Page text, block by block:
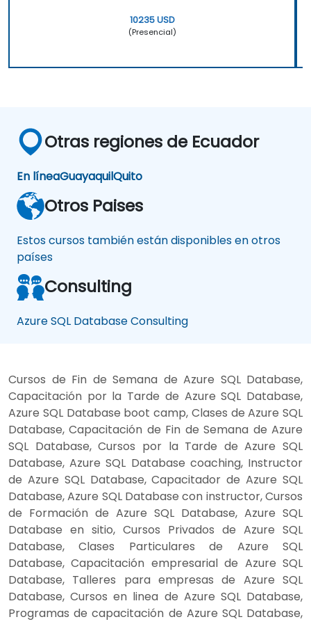
10235 USD
(Presencial)
Otras regiones de Ecuador
En líneaGuayaquilQuito
Otros Paises
Estos cursos también están disponibles en otros
países
Consulting
Azure SQL Database Consulting
Cursos de Fin de Semana de Azure SQL Database,
Capacitación por la Tarde de Azure SQL Database,
Azure SQL Database boot camp, Clases de Azure SQL
Database, Capacitación de Fin de Semana de Azure
SQL Database, Cursos por la Tarde de Azure SQL
Database, Azure SQL Database coaching, Instructor
de Azure SQL Database, Capacitador de Azure SQL
Database, Azure SQL Database con instructor, Cursos
de Formación de Azure SQL Database, Azure SQL
Database en sitio, Cursos Privados de Azure SQL
Database, Clases Particulares de Azure SQL
Database, Capacitación empresarial de Azure SQL
Database, Talleres para empresas de Azure SQL
Database, Cursos en linea de Azure SQL Database,
Programas de capacitación de Azure SQL Database,